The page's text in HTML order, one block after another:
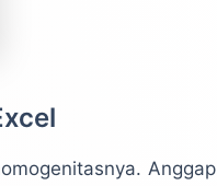
Anggap